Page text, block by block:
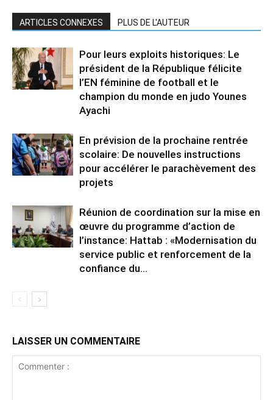
ARTICLES CONNEXES PLUS DE L'AUTEUR
Pour leurs exploits historiques: Le
président de la République félicite
l’EN féminine de football et le
champion du monde en judo Younes
Ayachi
En prévision de la prochaine rentrée
scolaire: De nouvelles instructions
pour accélérer le parachèvement des
projets
Réunion de coordination sur la mise en
œuvre du programme d’action de
l’instance: Hattab : «Modernisation du
service public et renforcement de la
confiance du...
LAISSER UN COMMENTAIRE